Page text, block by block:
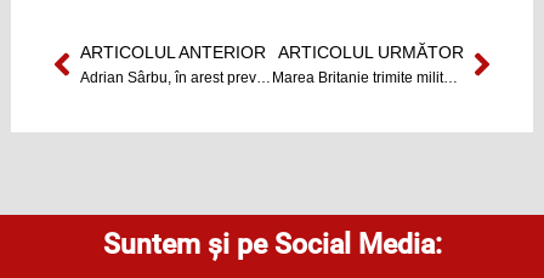
Prev
ARTICOLUL ANTERIOR
Adrian Sârbu, în arest preventiv
ARTICOLUL URMĂTOR
Marea Britanie trimite militari în România și Polonia Next
Suntem și pe Social Media: